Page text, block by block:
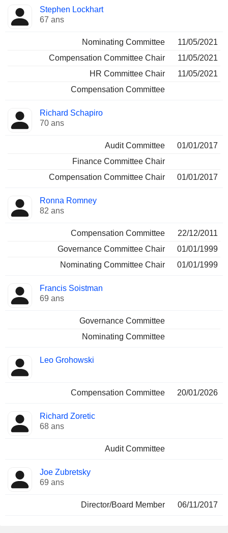
Stephen Lockhart
67 ans
Nominating Committee
11/05/2021
Compensation Committee Chair
11/05/2021
HR Committee Chair
11/05/2021
Compensation Committee
Richard Schapiro
70 ans
Audit Committee
01/01/2017
Finance Committee Chair
Compensation Committee Chair
01/01/2017
Ronna Romney
82 ans
Compensation Committee
22/12/2011
Governance Committee Chair
01/01/1999
Nominating Committee Chair
01/01/1999
Francis Soistman
69 ans
Governance Committee
Nominating Committee
Leo Grohowski
Compensation Committee 20/01/2026
Richard Zoretic
68 ans
Audit Committee
Joe Zubretsky
69 ans
Director/Board Member 06/11/2017